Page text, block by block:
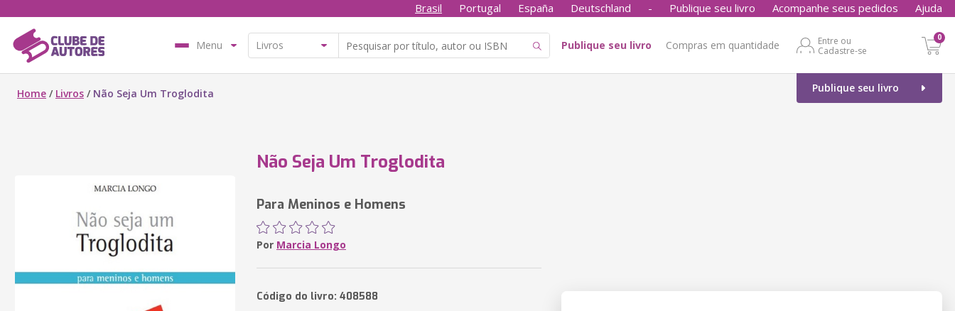
Brasil Portugal España Deutschland - Publique seu livro Acompanhe seus pedidos Ajuda
Menu Publique seu livro Compras em quantidade
Entre ou
Cadastre-se
0
Publique seu livro
Home / Livros / Não Seja Um Troglodita
Não Seja Um Troglodita
Para Meninos e Homens
Por Marcia Longo
Código do livro: 408588